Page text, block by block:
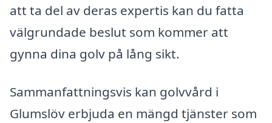
att ta del av deras expertis kan du fatta
välgrundade beslut som kommer att
gynna dina golv på lång sikt.
Sammanfattningsvis kan golvvård i
Glumslöv erbjuda en mängd tjänster som